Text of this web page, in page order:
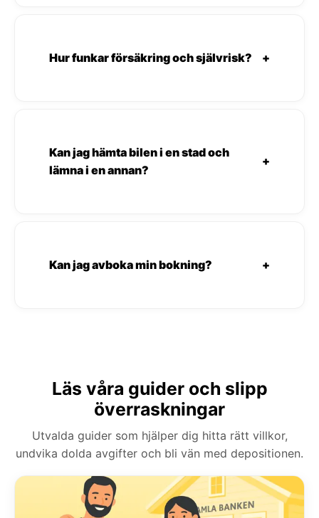
Hur funkar försäkring och självrisk? +
Kan jag hämta bilen i en stad och
lämna i en annan?
+
Kan jag avboka min bokning? +
Läs våra guider och slipp
överraskningar
Utvalda guider som hjälper dig hitta rätt villkor,
undvika dolda avgifter och bli vän med depositionen.